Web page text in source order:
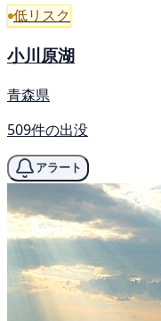
低リスク
小川原湖
青森県
509件の出没
アラート